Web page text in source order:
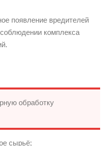
появление вредителей
комплекса
обработку
сырьё;